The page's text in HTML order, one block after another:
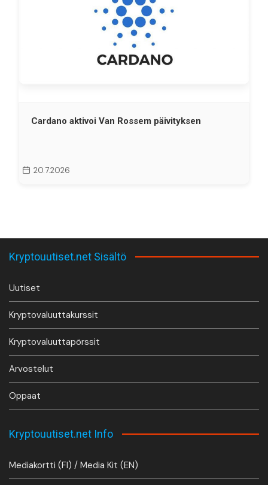
Cardano aktivoi Van Rossem päivityksen
20.7.2026
Kryptouutiset.net Sisältö
Uutiset
Kryptovaluuttakurssit
Kryptovaluuttapörssit
Arvostelut
Oppaat
Kryptouutiset.net Info
Mediakortti (FI) / Media Kit (EN)